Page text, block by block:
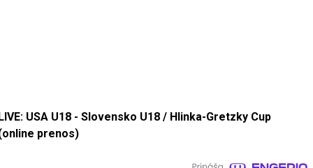
USA U18 - Slovensko U18 / Hlinka-Gretzky Cup
prenos)